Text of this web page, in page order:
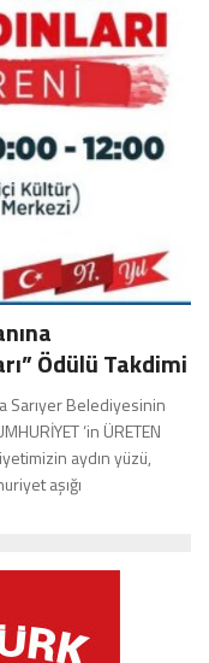
Ödülü Takdimi
Sarıyer Belediyesinin
‘in ÜRETEN
aydın yüzü,
aşığı